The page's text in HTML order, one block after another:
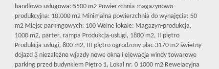
RODO
handlowo-usługowa: 5500 m2 Powierzchnia magazynowo-
produkcyjna: 10,000 m2 Minimalna powierzchnia do wynajęcia: 50
m2 Miejsc parkingowych: 100 Wolne lokale: Magazyn-produkcja,
1000 m2, parter, rampa Produkcja-usługi, 1800 m2, II piętro
Produkcja-usługi, 800 m2, III piętro ogrodzony plac 3170 m2 świetny
dojazd 3 niezależne wjazdy nowe okna i elewacja windy towarowe
parking przed budynkiem Piętro 1, Lokal nr. 0 1000 m2 Rewelacyjna